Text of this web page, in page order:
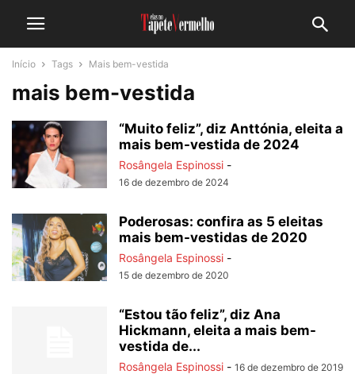
Início Tags Mais bem-vestida
mais bem-vestida
“Muito feliz”, diz Anttónia, eleita a
mais bem-vestida de 2024
Rosângela Espinossi -
16 de dezembro de 2024
Poderosas: confira as 5 eleitas
mais bem-vestidas de 2020
Rosângela Espinossi -
15 de dezembro de 2020
“Estou tão feliz”, diz Ana
Hickmann, eleita a mais bem-
vestida de...
Rosângela Espinossi - 16 de dezembro de 2019